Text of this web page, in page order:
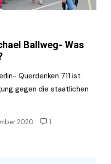
Ballweg- Was
Querdenken 711 ist
gegen die staatlichen
2020 1